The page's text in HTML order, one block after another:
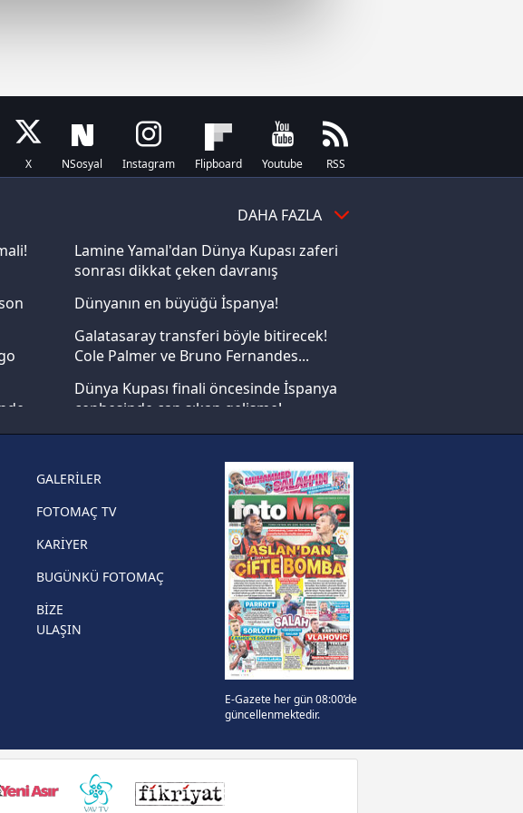
Çerezlere ilişkin detaylı bilgi için Ayarlar
X NSosyal Instagram Flipboard Youtube RSS
DAHA FAZLA
Ön
oldu!
Lamine Yamal'dan Dünya Kupası zaferi
sonrası dikkat çeken davranış
Dünyanın en büyüğü İspanya!
Galatasaray transferi böyle bitirecek!
Cole Palmer ve Bruno Fernandes...
Dünya Kupası finali öncesinde İspanya
cephesinde can sıkan gelişme!
2026 FIFA Dünya Kupası'nı kazanana
şampiyonluk yüzüğü verilecek
Hernan Crespo, Meksika Ligi
ekiplerinden Atlas'ın yeni teknik
GALERİLER
FOTOMAÇ TV
KARİYER
BUGÜNKÜ FOTOMAÇ
BİZE
ULAŞIN
E-Gazete her gün 08:00’de
güncellenmektedir.